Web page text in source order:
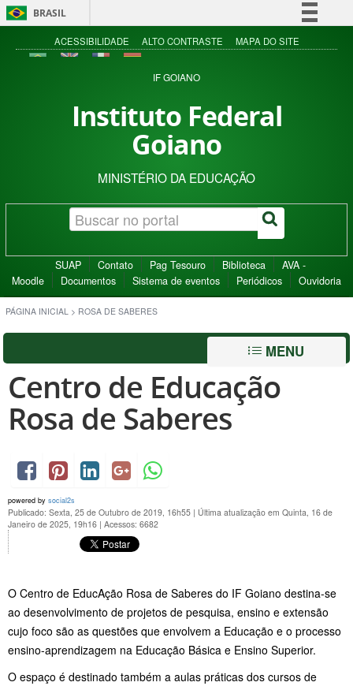
BRASIL
Simplifique!
Acesso à informação
ACESSIBILIDADE ALTO CONTRASTE MAPA DO SITE
IF GOIANO
Instituto Federal
Goiano
MINISTÉRIO DA EDUCAÇÃO
SUAP Contato Pag Tesouro Biblioteca
AVA -
Moodle
Documentos Sistema de eventos Periódicos Ouvidoria
PÁGINA INICIAL > ROSA DE SABERES
MENU
Centro de Educação
Rosa de Saberes
powered by social2s
Publicado: Sexta, 25 de Outubro de 2019, 16h55 | Última atualização em Quinta, 16 de
Janeiro de 2025, 19h16 | Acessos: 6682
O Centro de EducAção Rosa de Saberes do IF Goiano destina-se
ao desenvolvimento de projetos de pesquisa, ensino e extensão
cujo foco são as questões que envolvem a Educação e o processo
ensino-aprendizagem na Educação Básica e Ensino Superior.
O espaço é destinado também a aulas práticas dos cursos de